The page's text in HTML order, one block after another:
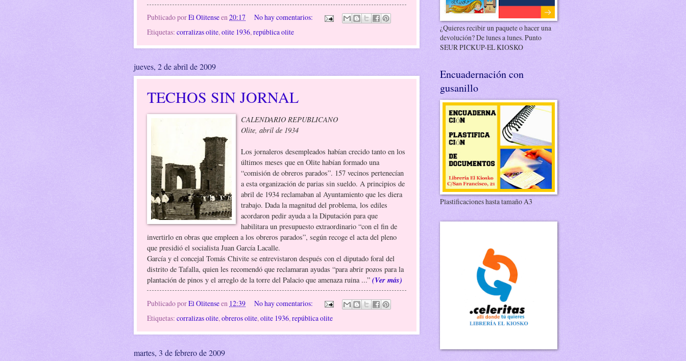
Publicado porEl Olitenseen20:17
No hay comentarios:
Etiquetas: corralizas olite,olite 1936,república olite
jueves, 2 de abril de 2009
TECHOS SIN JORNAL
CALENDARIO REPUBLICANO
Olite, abril de 1934
Los jornaleros desempleados habían crecido tanto en los
últimos meses que en Olite habían formado una
“comisión de obreros parados”. 157 vecinos pertenecían
a esta organización de parias sin sueldo. A principios de
abril de 1934 reclamaban al Ayuntamiento que les diera
trabajo. Dada la magnitud del problema, los ediles
acordaron pedir ayuda a la Diputación para que
habilitara un presupuesto extraordinario “con el fin de
invertirlo en obras que empleen a los obreros parados”, según recoge el acta del pleno
que presidió el socialista Juan García Lacalle.
García y el concejal Tomás Chivite se entrevistaron después con el diputado foral del
distrito de Tafalla, quien les recomendó que reclamaran ayudas “para abrir pozos para la
plantación de pinos y el arreglo de la torre del Palacio que amenaza ruina ...” (Ver más)
Publicado porEl Olitenseen 12:39
No hay comentarios:
Etiquetas: corralizas olite,obreros olite,olite 1936,república olite
martes, 3 de febrero de 2009
¿Quieres recibir un paquete o hacer una
devolución? De lunes a lunes. Punto
SEUR PICKUP-EL KIOSKO
Encuadernación con
gusanillo
Plastificaciones hasta tamaño A3